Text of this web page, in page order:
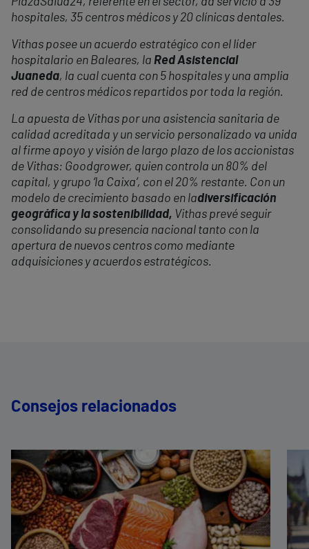
hospitales, 35 centros médicos y 20 clínicas dentales.
Vithas posee un acuerdo estratégico con el líder
hospitalario en Baleares, la Red Asistencial
Juaneda, la cual cuenta con 5 hospitales y una amplia
red de centros médicos repartidos por toda la región.
La apuesta de Vithas por una asistencia sanitaria de
calidad acreditada y un servicio personalizado va unida
al firme apoyo y visión de largo plazo de los accionistas
de Vithas: Goodgrower, quien controla un 80% del
capital, y grupo ‘la Caixa’, con el 20% restante. Con un
modelo de crecimiento basado en ladiversificación
geográfica y la sostenibilidad, Vithas prevé seguir
consolidando su presencia nacional tanto con la
apertura de nuevos centros como mediante
adquisiciones y acuerdos estratégicos.
Consejos relacionados